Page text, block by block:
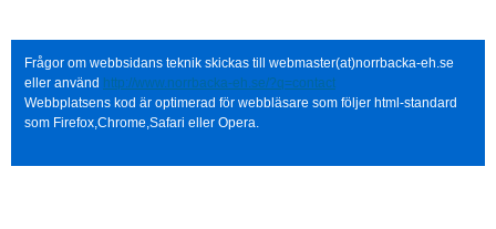
Frågor om webbsidans teknik skickas till webmaster(at)norrbacka-eh.se
eller använd http://www.norrbacka-eh.se/?q=contact
Webbplatsens kod är optimerad för webbläsare som följer html-standard
som Firefox,Chrome,Safari eller Opera.